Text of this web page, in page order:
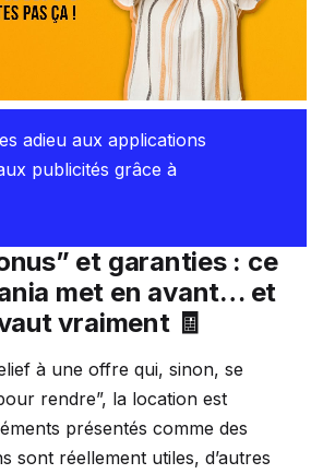
adieu aux applications
publicités grâce à
et garanties : ce
met en avant… et
vraiment 🧾
à une offre qui, sinon, se
rendre”, la location est
présentés comme des
sont réellement utiles, d’autres